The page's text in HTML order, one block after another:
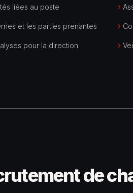
liées au poste
et les parties prenantes
pour la direction
de